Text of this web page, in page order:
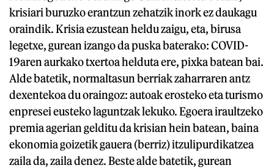
krisiari buruzko erantzun zehatzik inork ez daukagu
oraindik. Krisia ezustean heldu zaigu, eta, birusa
legetxe, gurean izango da puska baterako: COVID-
19aren aurkako txertoa helduta ere, pixka batean bai.
Alde batetik, normaltasun berriak zaharraren antz
dexentekoa du oraingoz: autoak erosteko eta turismo
enpresei eusteko laguntzak lekuko. Egoera iraultzeko
premia agerian gelditu da krisian hein batean, baina
ekonomia goizetik gauera (berriz) itzulipurdikatzea
zaila da, zaila denez. Beste alde batetik, gurean